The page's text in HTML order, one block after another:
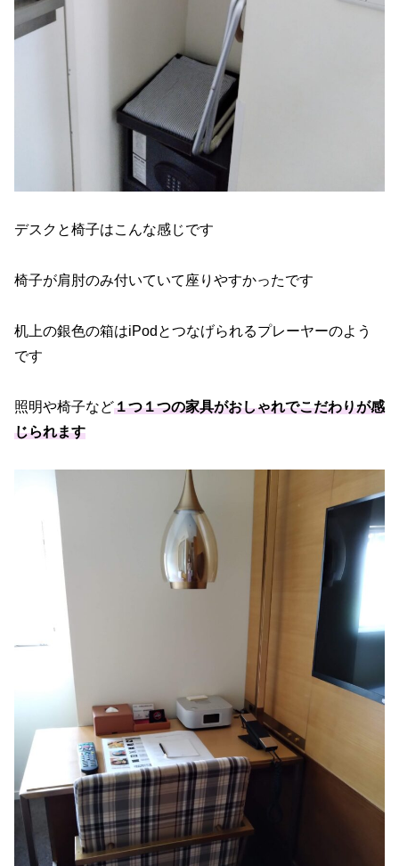
デスクと椅子はこんな感じです
椅子が肩肘のみ付いていて座りやすかったです
机上の銀色の箱はiPodとつなげられるプレーヤーのよう
です
照明や椅子など１つ１つの家具がおしゃれでこだわりが感
じられます